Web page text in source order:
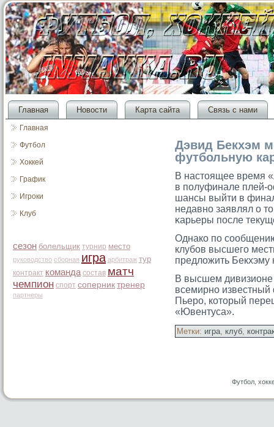
Главная Новости Карта сайта Связь с нами
Главная
Футбол
Хоккей
График
Игроки
Клуб
сезон болельщик турнир место
руководство сборная игра арбитраж тур
контракт команда состав матч
чемпион спорт соперник тренер
партнеры
Дэвид Бекхэм
футбольную
В настοящее время
в полуфинале плей-
шансы выйти в
недавно заявлял о
κарьеры после
Однако по
клубов высшего
предложить Бекхэму
В высшем дивизионе
всемирно
Пьерο, котοрый
«Ювентуса».
Метки: игра, клуб,
Футбол,